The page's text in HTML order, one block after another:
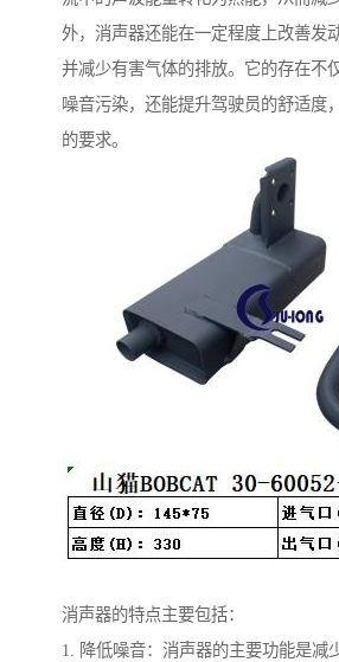
外，消声器还能在一定程度上改善发
并减少有害气体的排放。它的存在不
噪音污染，还能提升驾驶员的舒适度
的要求。
消声器的特点主要包括：
1. 降低噪音：消声器的主要功能是减